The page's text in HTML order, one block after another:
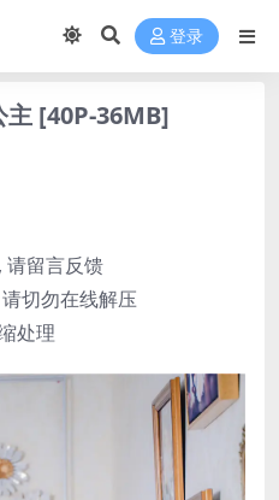
登录
主 [40P-36MB]
请留言反馈
切勿在线解压
处理